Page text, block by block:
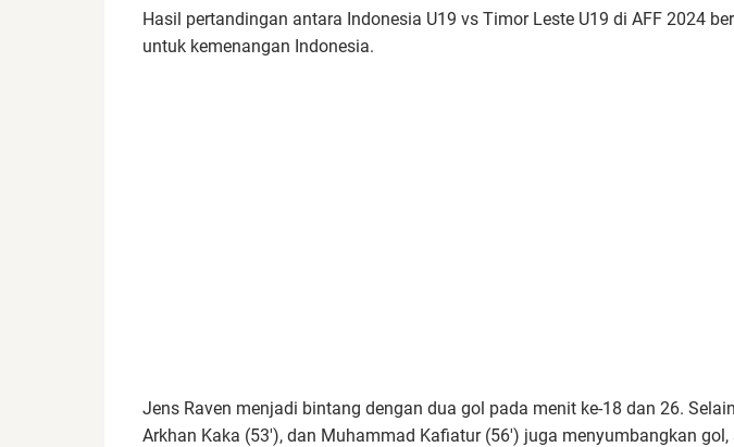
Hasil pertandingan antara Indonesia U19 vs Timor Leste U19 di AFF 2024
untuk kemenangan Indonesia.
Jens Raven menjadi bintang dengan dua gol pada menit ke-18 dan 26.
Arkhan Kaka (53′), dan Muhammad Kafiatur (56′) juga menyumbangkan